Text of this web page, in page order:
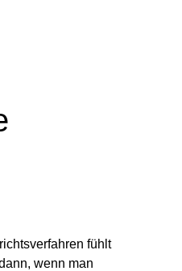
fühlt
wenn man